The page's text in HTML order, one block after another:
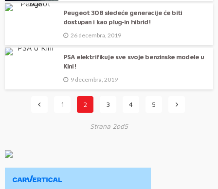
Peugeot 308 sledeće generacije će biti
dostupan i kao plug-in hibrid!
26 decembra, 2019
PSA elektrifikuje sve svoje benzinske modele u
Kini!
9 decembra, 2019
1 2 3 4 5
Strana 2od5